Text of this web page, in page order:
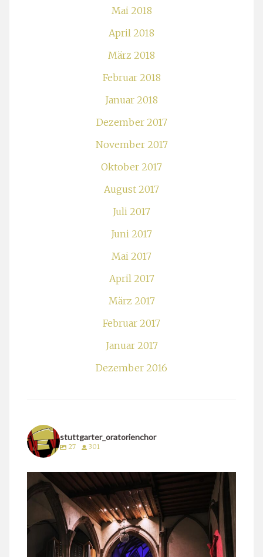
Mai 2018
April 2018
März 2018
Februar 2018
Januar 2018
Dezember 2017
November 2017
Oktober 2017
August 2017
Juli 2017
Juni 2017
Mai 2017
April 2017
März 2017
Februar 2017
Januar 2017
Dezember 2016
stuttgarter_oratorienchor
27 301
stuttgarter_oratorienchor
März 24